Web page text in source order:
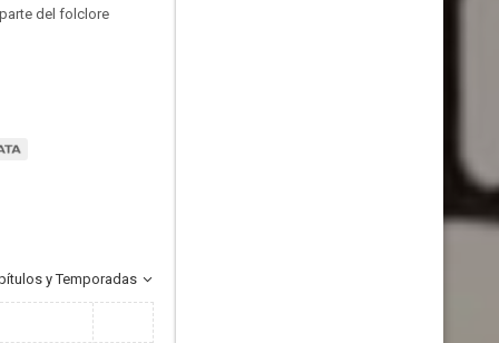
del folclore
y Temporadas